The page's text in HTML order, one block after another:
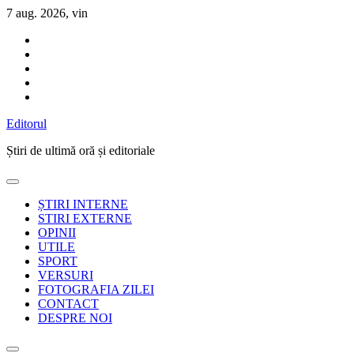
Sari
conținut
7 aug. 2026, vin
Editorul
Știri de ultimă oră și editoriale
ȘTIRI INTERNE
STIRI EXTERNE
OPINII
UTILE
SPORT
VERSURI
FOTOGRAFIA ZILEI
CONTACT
DESPRE NOI